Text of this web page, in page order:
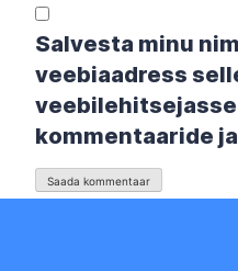
Salvesta minu
veebiaadress
kommentaaride